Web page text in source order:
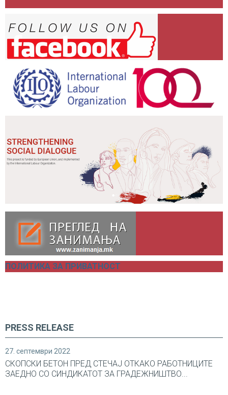
ПОЛИТИКА ЗА ПРИВАТНОСТ
PRESS RELEASE
27. септември 2022
СКОПСКИ БЕТОН ПРЕД СТЕЧАЈ ОТКАКО РАБОТНИЦИТЕ
ЗАЕДНО СО СИНДИКАТОТ ЗА ГРАДЕЖНИШТВО...